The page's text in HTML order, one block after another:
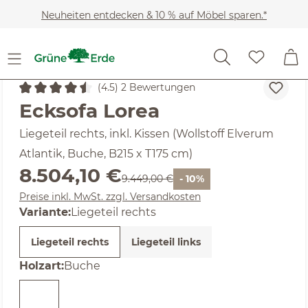
Zum Hauptinhalt springen
Neuheiten entdecken & 10 % auf Möbel sparen.*
Durchschnittliche Bewertung von 4.5 von 5 Sternen
(4.5) 2 Bewertungen
Ecksofa Lorea
Liegeteil rechts, inkl. Kissen (Wollstoff Elverum
Atlantik, Buche, B215 x T175 cm)
Verkaufspreis:
8.504,10 €Regulärer Preis:
9.449,00 € - 10%
Preise inkl. MwSt. zzgl. Versandkosten
Variante:Liegeteil rechts
Liegeteil rechts Liegeteil links
Holzartauswählen
:Buche